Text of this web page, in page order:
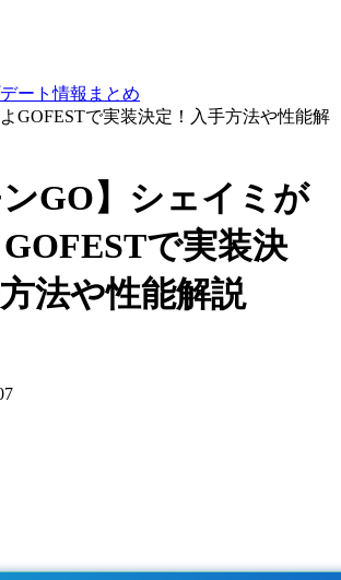
ート情報まとめ
GOFESTで実装決定！入手方法や性能解
ンGO】シェイミが
で実装決
法や性能解説